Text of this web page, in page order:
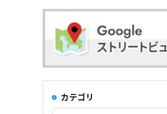
コンロ・レンジ
コーヒーマシン関連
100kg以上
カテゴリ